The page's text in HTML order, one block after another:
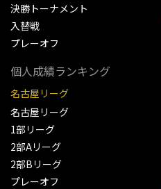
決勝トーナメント
入替戦
プレーオフ
個人成績ランキング
名古屋リーグ
名古屋リーグ
1部リーグ
2部Aリーグ
2部Bリーグ
プレーオフ